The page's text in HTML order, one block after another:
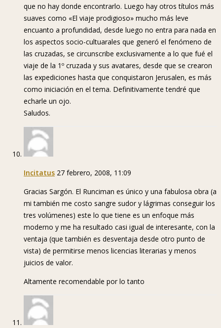
que no hay donde encontrarlo. Luego hay otros títulos más
suaves como «El viaje prodigioso» mucho más leve
encuanto a profundidad, desde luego no entra para nada en
los aspectos socio-cultuarales que generó el fenómeno de
las cruzadas, se circunscribe exclusivamente a lo que fué el
viaje de la 1º cruzada y sus avatares, desde que se crearon
las expediciones hasta que conquistaron Jerusalen, es más
como iniciación en el tema. Definitivamente tendré que
echarle un ojo.
Saludos.
Incitatus 27 febrero, 2008, 11:09
Gracias Sargón. El Runciman es único y una fabulosa obra (a
mi también me costo sangre sudor y lágrimas conseguir los
tres volúmenes) este lo que tiene es un enfoque más
moderno y me ha resultado casi igual de interesante, con la
ventaja (que también es desventaja desde otro punto de
vista) de permitirse menos licencias literarias y menos
juicios de valor.
Altamente recomendable por lo tanto